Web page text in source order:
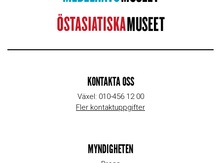
KONTAKTA OSS
Växel: 010-456 12 00
Fler kontaktuppgifter
MYNDIGHETEN